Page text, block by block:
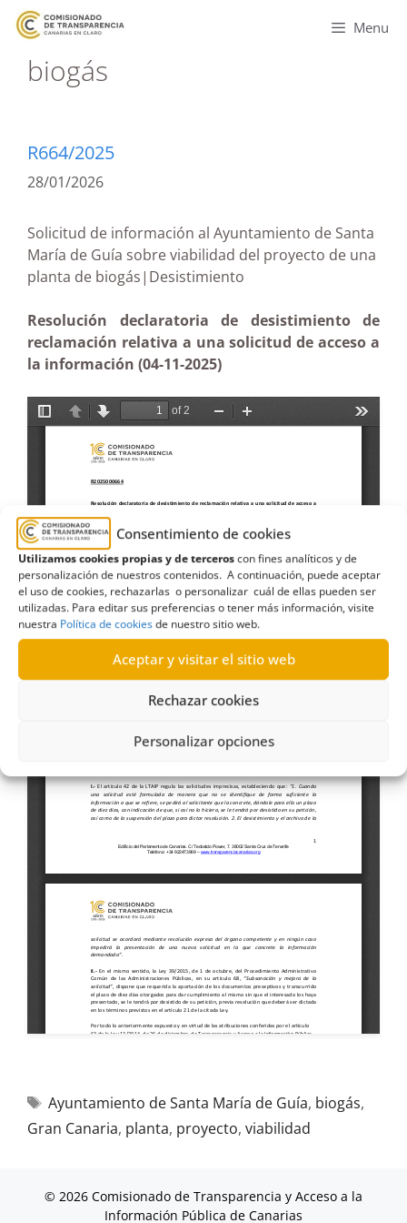
Consentimiento de cookies
Utilizamos cookies propias y de terceroscon fines analíticos y de
personalización de nuestros contenidos. A continuación, puede aceptar
el uso de cookies, rechazarlas o personalizar cuál de ellas pueden ser
utilizadas. Para editar sus preferencias o tener más información, visite
nuestra Política de cookiesde nuestro sitio web.
Aceptar y visitar el sitio web
Rechazar cookies
Personalizar opciones
Menu
biogás
R664/2025
28/01/2026
Solicitud de información al Ayuntamiento de Santa
María de Guía sobre viabilidad del proyecto de una
planta de biogás|Desistimiento
Resolución declaratoria de desistimiento de
reclamación relativa a una solicitud de acceso a
la información (04-11-2025)
Ayuntamiento de Santa María de Guía, biogás,
Gran Canaria, planta, proyecto, viabilidad
© 2026 Comisionado de Transparencia y Acceso a la
Información Pública de Canarias